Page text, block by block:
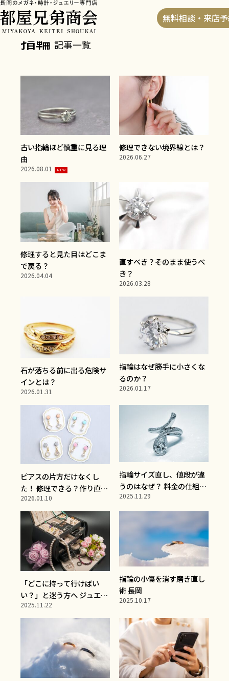
無料相談・来店
HOME> ブログ >指輪
指輪 記事一覧
古い指輪ほど慎重に見る理
由
2026.08.01 NEW
修理できない境界線とは？
2026.06.27
修理すると見た目はどこま
で戻る？
2026.04.04
直すべき？そのまま使うべ
き？
2026.03.28
石が落ちる前に出る危険サ
インとは？
2026.01.31
指輪はなぜ勝手に小さくな
るのか？
2026.01.17
ピアスの片方だけなくし
た！ 修理できる？作り直し
は可能？
2026.01.10
指輪サイズ直し、値段が違
うのはなぜ？ 料金の仕組み
をわかりやすく解説
2025.11.29
「どこに持って行けばい
い？」と迷う方へ ジュエリ
ー修理店の選び方とチェッ
クポイント
2025.11.22
指輪の小傷を消す磨き直し
術 長岡
2025.10.17